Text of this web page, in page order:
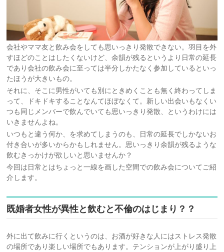
会社やママ友と飲み会をしても思いっきり発散できない。羽目を外
すほどのことはしたくないけど、余韻が残るというより日常の延長
であり会社の飲み会に至っては半分しかたなく参加しているといっ
たほうが大きいもの。
それに、そこに男性がいても別にときめくことも無く終わってしま
って、ドキドキすることなんてほぼなくて。新しい出会いもなくい
つも同じメンバーで飲んでいても思いっきり発散、というわけには
いきませんよね。
いつもと違う何か、を求めてしまうのも、日常の延長でしかないお
付き合いが多いからかもしれません。思いっきり余韻が残るような
飲むきっかけが欲しいと思いませんか？
今回は日常とはちょっと一線を画した空間での飲み会についてご紹
介します。
既婚者女性が異性と飲むと不倫のはじまり？？
外に出て飲みに行くというのは、お酒が好きな人にはストレス発散
の場所であり楽しい場所でもあります。テンションが上がり盛り上